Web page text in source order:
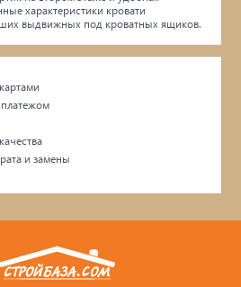
характеристики кровати
выдвижных под кроватных ящиков.
и замены